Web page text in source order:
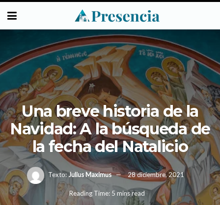
Una breve historia de la
Navidad: A la búsqueda de
la fecha del Natalicio
Texto: Julius Maximus 28 diciembre, 2021
Reading Time: 5 mins read